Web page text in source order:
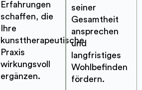
Erfahrungen
schaffen, die
Ihre
kunsttherapeutische
Praxis
wirkungsvoll
ergänzen.
seiner
Gesamtheit
ansprechen
und
langfristiges
Wohlbefinden
fördern.